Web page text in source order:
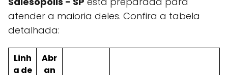
atender a maioria deles. Confira a tabela
detalhada:
Linh
a de
Abr
an